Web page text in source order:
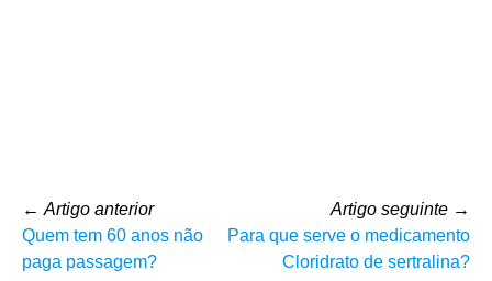
← Artigo anterior
Quem tem 60 anos não
paga passagem?
Artigo seguinte →
Para que serve o medicamento
Cloridrato de sertralina?